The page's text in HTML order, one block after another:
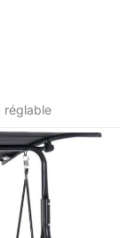
réglable